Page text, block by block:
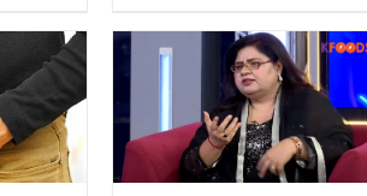
جانیں
گرم
حیرت
شاہد آفریدی نے داماد شاہین
کو شادی سے پہلے کھری
کھری سنا دی